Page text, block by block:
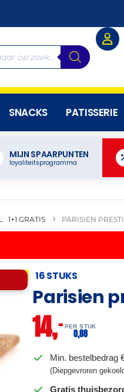
SNACKS PATISSERIE
MIJN SPAARPUNTEN
loyaliteitsprogramma
1+1 GRATIS PARISIEN
16 STUKS
Parisien
14,– PER STUK
0,88
Min. bestelbedrag
(Diepgevroren
Gratis